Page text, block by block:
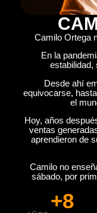
Camilo Ortega
En la
estabilidad,
Desde ahí
equivocarse,
el
Hoy, años
ventas
aprendieron de
Camilo no
sábado, por
+8